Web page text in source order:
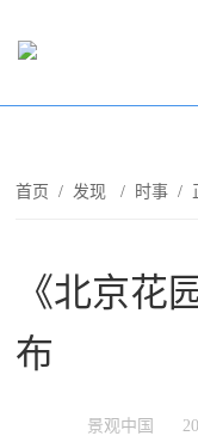
首页 /发现 / 时事 /
《北京花
布
景观中国